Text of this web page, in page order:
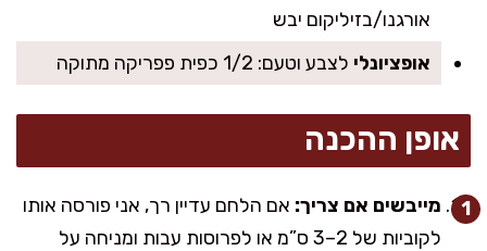
אורגנו/בזיליקום יבש
אופציונלי לצבע וטעם: 1/2 כפית פפריקה מתוקה
אופן ההכנה
מייבשים אם צריך: אם הלחם עדיין רך, אני פורסה אותו
לקוביות של 2–3 ס”מ או לפרוסות עבות ומניחה על